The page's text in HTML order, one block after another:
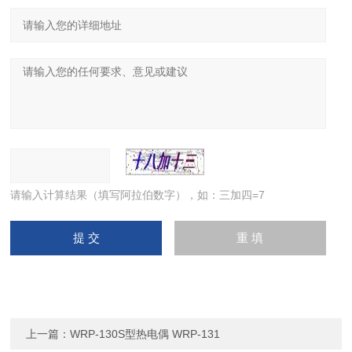
请输入计算结果（填写阿拉伯数字），如：三加四=7
上一篇：WRP-130S型热电偶 WRP-131